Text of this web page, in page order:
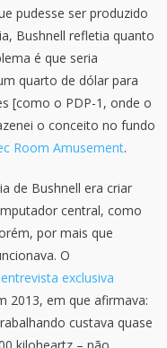
pudesse ser produzido
Bushnell refletia quanto
é que seria
quarto de dólar para
[como o PDP-1, onde o
o conceito no fundo
Room Amusement.
de Bushnell era criar
central, como
por mais que
O
entrevista exclusiva
2013, em que afirmava:
custava quase